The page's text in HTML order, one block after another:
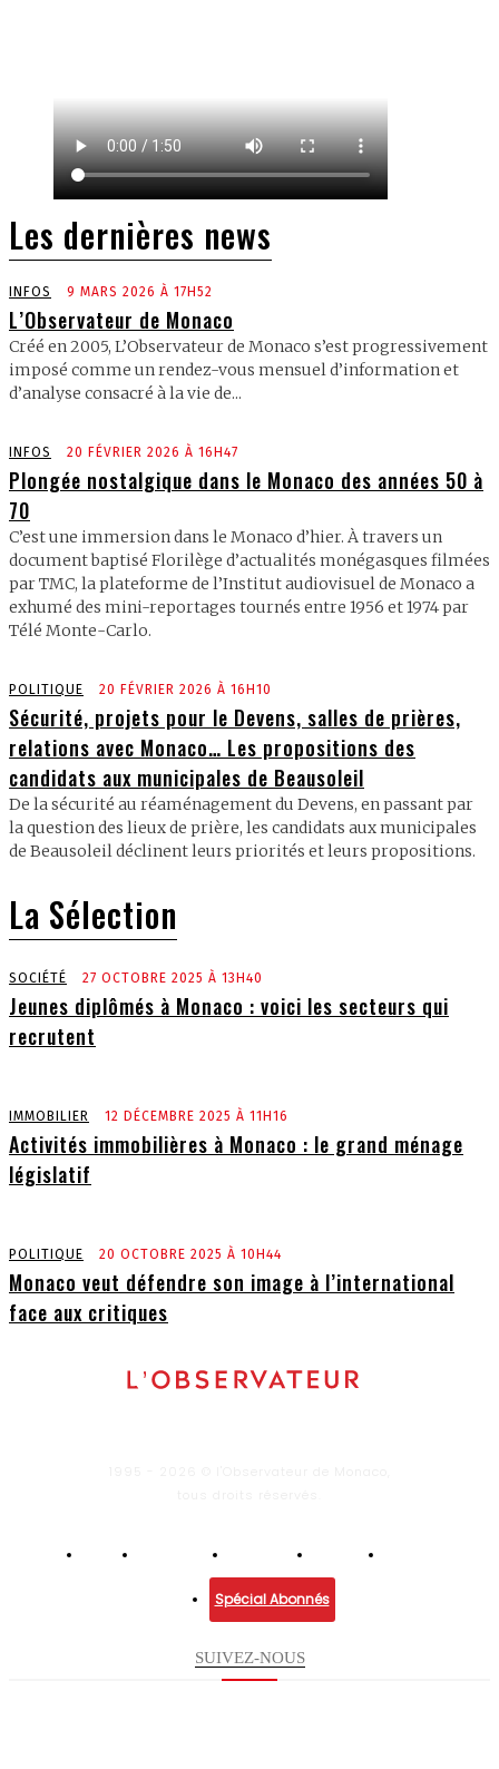
Les dernières news
INFOS 9 MARS 2026 À 17H52
L’Observateur de Monaco
Créé en 2005, L’Observateur de Monaco s’est progressivement
imposé comme un rendez-vous mensuel d’information et
d’analyse consacré à la vie de...
INFOS 20 FÉVRIER 2026 À 16H47
Plongée nostalgique dans le Monaco des années 50 à
70
C’est une immersion dans le Monaco d’hier. À travers un
document baptisé Florilège d’actualités monégasques filmées
par TMC, la plateforme de l’Institut audiovisuel de Monaco a
exhumé des mini-reportages tournés entre 1956 et 1974 par
Télé Monte-Carlo.
POLITIQUE 20 FÉVRIER 2026 À 16H10
Sécurité, projets pour le Devens, salles de prières,
relations avec Monaco… Les propositions des
candidats aux municipales de Beausoleil
De la sécurité au réaménagement du Devens, en passant par
la question des lieux de prière, les candidats aux municipales
de Beausoleil déclinent leurs priorités et leurs propositions.
La Sélection
SOCIÉTÉ 27 OCTOBRE 2025 À 13H40
Jeunes diplômés à Monaco : voici les secteurs qui
recrutent
IMMOBILIER 12 DÉCEMBRE 2025 À 11H16
Activités immobilières à Monaco : le grand ménage
législatif
POLITIQUE 20 OCTOBRE 2025 À 10H44
Monaco veut défendre son image à l’international
face aux critiques
Spécial Abonnés
SUIVEZ-NOUS